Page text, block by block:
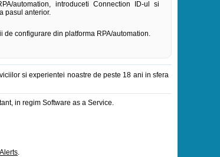
automation, introduceti Connection ID-ul si
pasul anterior.
de configurare din platforma RPA/automation.
si experientei noastre de peste 18 ani in sfera
in regim Software as a Service.
.